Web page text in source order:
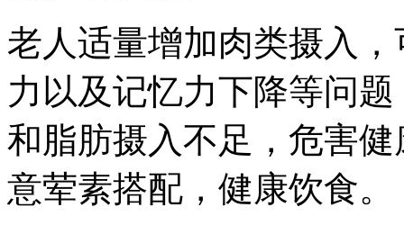
老人适量增加肉类摄入
力以及记忆力下降等问
和脂肪摄入不足，危害
意荤素搭配，健康饮食。